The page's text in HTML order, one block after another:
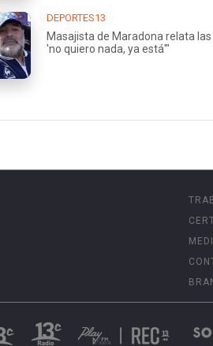
DEPORTES13
Masajista de Maradona relata
'no quiero nada, ya está'"